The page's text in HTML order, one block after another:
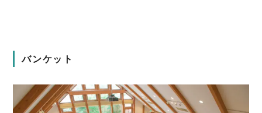
バンケット